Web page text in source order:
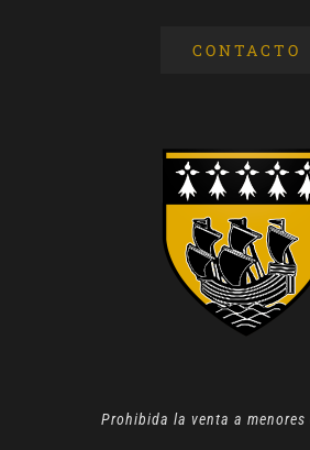
CONTACTO
Prohibida la venta a menores